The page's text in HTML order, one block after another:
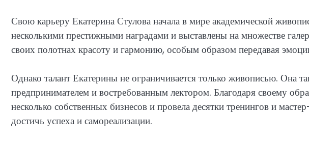
Свою карьеру Екатерина Стулова начала в мире академической
несколькими престижными наградами и выставлены на множестве
своих полотнах красоту и гармонию, особым образом передавая
Однако талант Екатерины не ограничивается только живописью. Она
предпринимателем и востребованным лектором. Благодаря своему
несколько собственных бизнесов и провела десятки тренингов и
достичь успеха и самореализации.